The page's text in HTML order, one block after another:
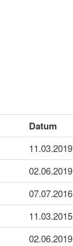
Datum
11.03.2019
02.06.2019
07.07.2016
11.03.2015
02.06.2019